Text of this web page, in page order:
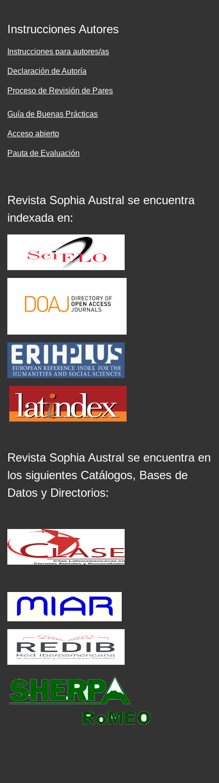
Instrucciones Autores
Instrucciones para autores/as
Declaración de Autoría
Proceso de Revisión de Pares
Guía de Buenas Prácticas
Acceso abierto
Pauta de Evaluación
Revista Sophia Austral se encuentra
indexada en:
Revista Sophia Austral se encuentra en
los siguientes Catálogos, Bases de
Datos y Directorios: